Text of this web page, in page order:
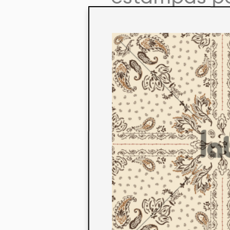
aos seus
linha de
mercados.
ecológicos
acabados
digital.